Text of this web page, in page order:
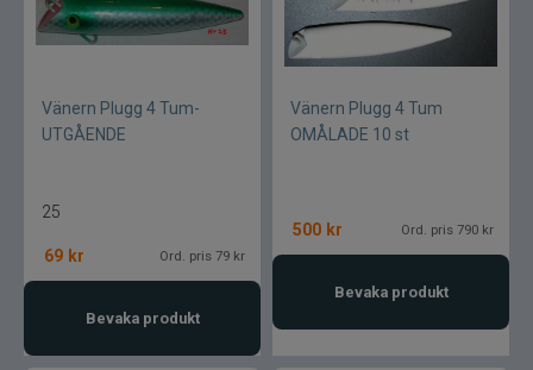
Vänern Plugg 4 Tum-
UTGÅENDE
25
69 kr Ord. pris 79 kr
Bevaka produkt
Vänern Plugg 4 Tum
OMÅLADE 10 st
500 kr Ord. pris 790 kr
Bevaka produkt